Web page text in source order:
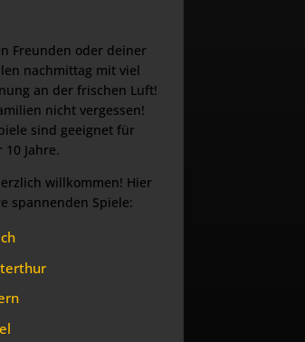
Freunden oder deiner
nachmittag mit viel
an der frischen Luft!
nicht vergessen!
sind geeignet für
Jahre.
willkommen! Hier
spannenden Spiele: